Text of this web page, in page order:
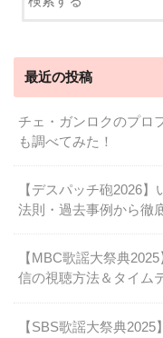
最近の投稿
チェ・ガンロクのプロ
も調べてみた！
【デスパッチ砲2026
法則・過去事例から徹
【MBC歌謡大祭典
信の視聴方法＆タイム
【SBS歌謡大祭典